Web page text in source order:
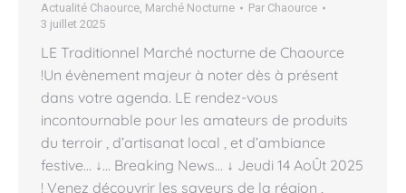
Actualité Chaource, Marché Nocturne Par Chaource
3 juillet 2025
LE Traditionnel Marché nocturne de Chaource
!Un évènement majeur à noter dès à présent
dans votre agenda. LE rendez-vous
incontournable pour les amateurs de produits
du terroir , d’artisanat local , et d’ambiance
festive… ↓… Breaking News… ↓ Jeudi 14 AoÛt 2025
! Venez découvrir les saveurs de la région ,